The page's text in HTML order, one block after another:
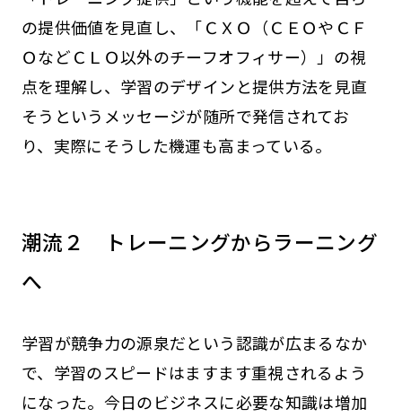
の提供価値を見直し、「ＣＸＯ（ＣＥＯやＣＦ
ＯなどＣＬＯ以外のチーフオフィサー）」の視
点を理解し、学習のデザインと提供方法を見直
そうというメッセージが随所で発信されてお
り、実際にそうした機運も高まっている。
潮流２ トレーニングからラーニング
へ
学習が競争力の源泉だという認識が広まるなか
で、学習のスピードはますます重視されるよう
になった。今日のビジネスに必要な知識は増加